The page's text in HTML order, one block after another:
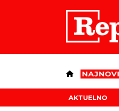
AKTUELNO